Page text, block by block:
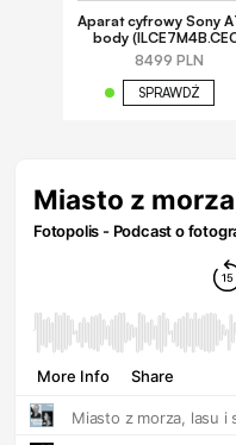
Aparat cyfrowy Sony
body
8499 PLN
SPRAWDŹ